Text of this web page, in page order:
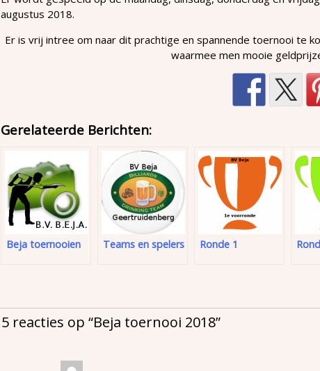
augustus 2018.
Er is vrij intree om naar dit prachtige en spannende toernooi te
waarmee men mooie
Gerelateerde Berichten:
Beja toernooien Teams en spelers Ronde 1
5 reacties op “Beja toernooi 2018”